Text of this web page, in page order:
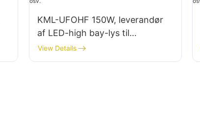
KML-UFOHF 150W, leverandør
af LED-high bay-lys til
indendørs belysning i
industrianlæg, fitnesscentre osv.
View Details